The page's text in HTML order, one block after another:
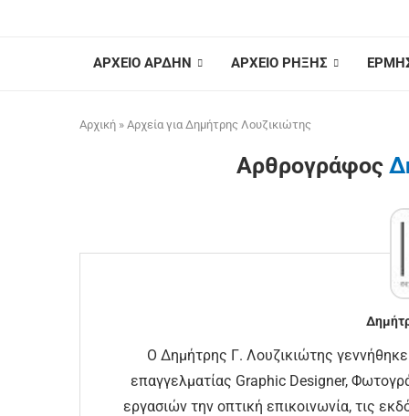
ΑΡΧΕΙΟ ΑΡΔΗΝ ΑΡΧΕΙΟ ΡΗΞΗΣ
Αρχική » Αρχεία για Δημήτρης Λουζικιώτης
Αρθρογράφος
Ο Δημήτρης Γ. Λουζικιώτης γεννήθηκε
επαγγελματίας Graphic Designer,
εργασιών την οπτική επικοινωνία, τις